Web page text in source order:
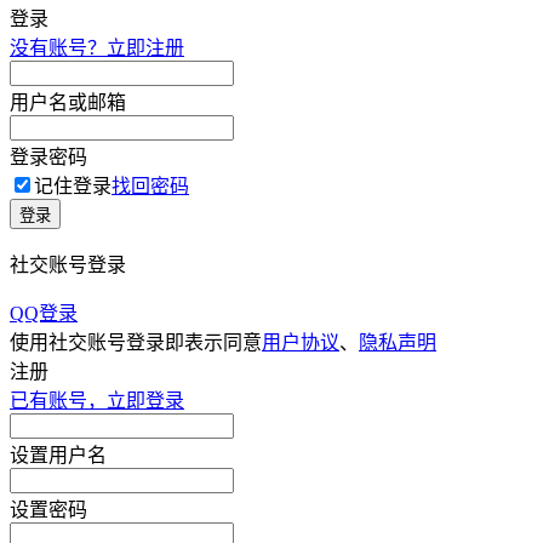
登录
没有账号？立即注册
用户名或邮箱
登录密码
记住登录找回密码
登录
社交账号登录
QQ登录
使用社交账号登录即表示同意用户协议、
隐私声明
注册
已有账号，立即登录
设置用户名
设置密码